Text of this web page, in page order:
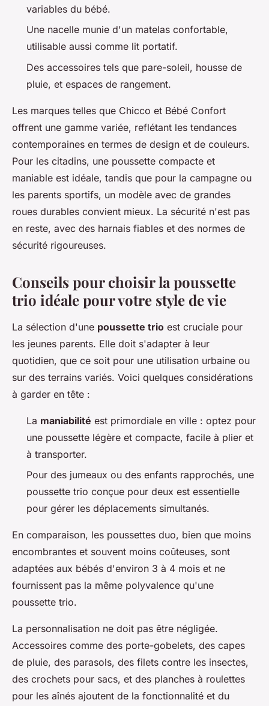
variables du bébé.
Une nacelle munie d'un matelas confortable,
utilisable aussi comme lit portatif.
Des accessoires tels que pare-soleil, housse de
pluie, et espaces de rangement.
Les marques telles que Chicco et Bébé Confort
offrent une gamme variée, reflétant les tendances
contemporaines en termes de design et de couleurs.
Pour les citadins, une poussette compacte et
maniable est idéale, tandis que pour la campagne ou
les parents sportifs, un modèle avec de grandes
roues durables convient mieux. La sécurité n'est pas
en reste, avec des harnais fiables et des normes de
sécurité rigoureuses.
Conseils pour choisir la poussette
trio idéale pour votre style de vie
La sélection d'une poussette trio est cruciale pour
les jeunes parents. Elle doit s'adapter à leur
quotidien, que ce soit pour une utilisation urbaine ou
sur des terrains variés. Voici quelques considérations
à garder en tête :
La maniabilité est primordiale en ville : optez pour
une poussette légère et compacte, facile à plier et
à transporter.
Pour des jumeaux ou des enfants rapprochés, une
poussette trio conçue pour deux est essentielle
pour gérer les déplacements simultanés.
En comparaison, les poussettes duo, bien que moins
encombrantes et souvent moins coûteuses, sont
adaptées aux bébés d'environ 3 à 4 mois et ne
fournissent pas la même polyvalence qu'une
poussette trio.
La personnalisation ne doit pas être négligée.
Accessoires comme des porte-gobelets, des capes
de pluie, des parasols, des filets contre les insectes,
des crochets pour sacs, et des planches à roulettes
pour les aînés ajoutent de la fonctionnalité et du